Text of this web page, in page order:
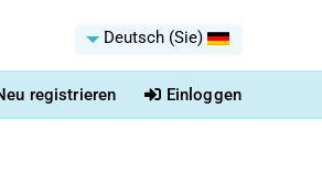
Deutsch (Sie)
registrieren Einloggen